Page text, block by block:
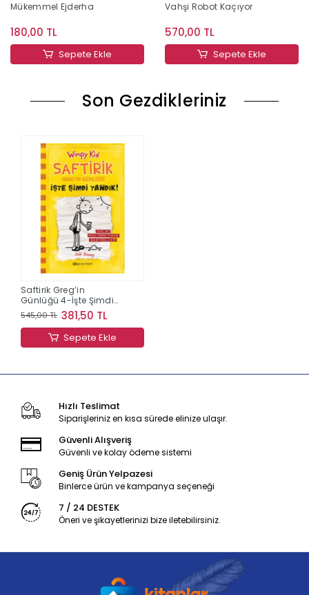
Mükemmel Ejderha
180,00 TL
Sepete Ekle
Vahşi Robot Kaçıyor
570,00 TL
Sepete Ekle
Son Gezdikleriniz
Saftirik Greg’in
Günlüğü 4-İşte Şimdi
Yandık!
545,00 TL 381,50 TL
Sepete Ekle
Hızlı Teslimat
Siparişleriniz en kısa sürede elinize ulaşır.
Güvenli Alışveriş
Güvenli ve kolay ödeme sistemi
Geniş Ürün Yelpazesi
Binlerce ürün ve kampanya seçeneği
7 / 24 DESTEK
Öneri ve şikayetlerinizi bize iletebilirsiniz.